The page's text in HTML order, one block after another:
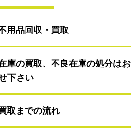
用品回収・買取
庫の買取、不良在庫の処分はお
下さい
取までの流れ